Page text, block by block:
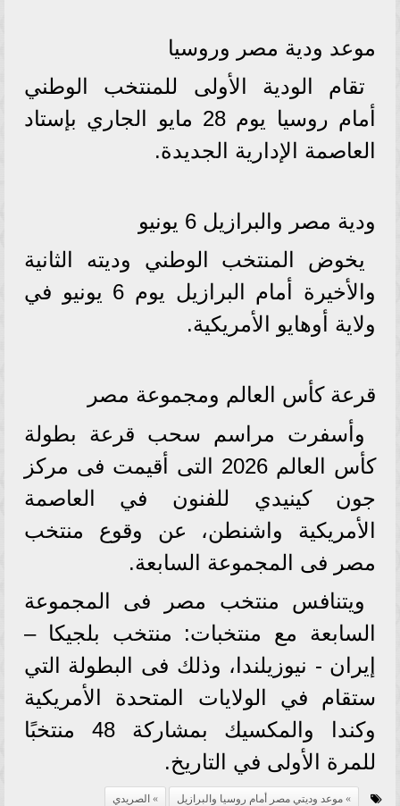
موعد ودية مصر وروسيا
تقام الودية الأولى للمنتخب الوطني
أمام روسيا يوم 28 مايو الجاري بإستاد
العاصمة الإدارية الجديدة.
ودية مصر والبرازيل 6 يونيو
يخوض المنتخب الوطني وديته الثانية
والأخيرة أمام البرازيل يوم 6 يونيو في
ولاية أوهايو الأمريكية.
قرعة كأس العالم ومجموعة مصر
وأسفرت مراسم سحب قرعة بطولة
كأس العالم 2026 التى أقيمت فى مركز
جون كينيدي للفنون في العاصمة
الأمريكية واشنطن، عن وقوع منتخب
مصر فى المجموعة السابعة.
ويتنافس منتخب مصر فى المجموعة
السابعة مع منتخبات: منتخب بلجيكا –
إيران - نيوزيلندا، وذلك فى البطولة التي
ستقام في الولايات المتحدة الأمريكية
وكندا والمكسيك بمشاركة 48 منتخبًا
للمرة الأولى في التاريخ.
موعد وديتي مصر أمام روسيا والبرازيل الصريدي